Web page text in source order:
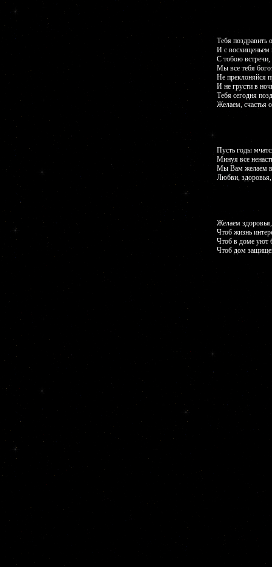
Тебя поздравить
И с восхищеньем
С тобою встречи,
Мы все тебя
Не преклоняйся
И не грусти в
Тебя сегодня
Желаем, счастья
Пусть годы
Минуя все
Мы Вам желаем
Любви, здоровья,
Желаем
Чтоб жизнь
Чтоб в доме уют
Чтоб дом